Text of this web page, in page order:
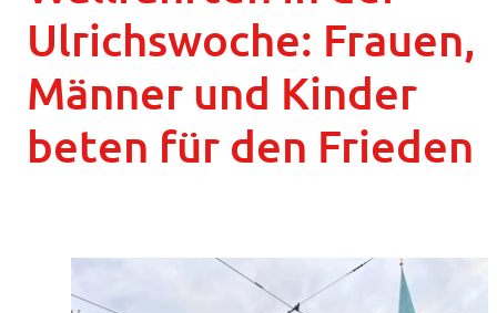
Ulrichswoche: Frauen,
Männer und Kinder
beten für den Frieden